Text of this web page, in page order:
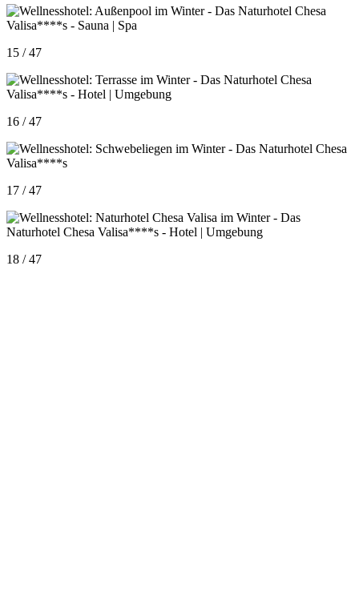
15 / 47
16 / 47
17 / 47
18 / 47